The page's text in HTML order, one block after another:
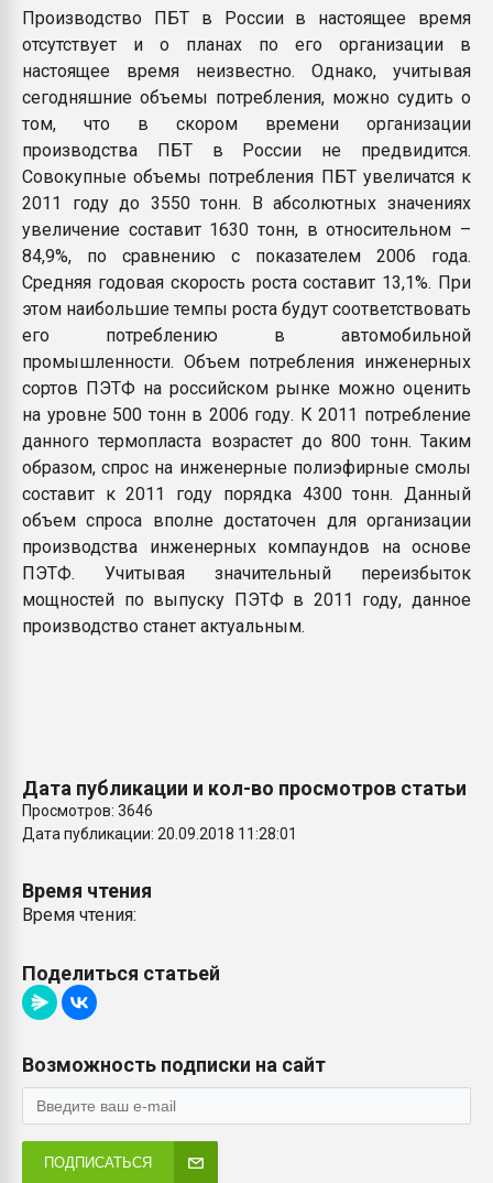
Производство ПБТ в России в настоящее время
отсутствует и о планах по его организации в
настоящее время неизвестно. Однако, учитывая
сегодняшние объемы потребления, можно судить о
том, что в скором времени организации
производства ПБТ в России не предвидится.
Совокупные объемы потребления ПБТ увеличатся к
2011 году до 3550 тонн. В абсолютных значениях
увеличение составит 1630 тонн, в относительном –
84,9%, по сравнению с показателем 2006 года.
Средняя годовая скорость роста составит 13,1%. При
этом наибольшие темпы роста будут соответствовать
его потреблению в автомобильной
промышленности. Объем потребления инженерных
сортов ПЭТФ на российском рынке можно оценить
на уровне 500 тонн в 2006 году. К 2011 потребление
данного термопласта возрастет до 800 тонн. Таким
образом, спрос на инженерные полиэфирные смолы
составит к 2011 году порядка 4300 тонн. Данный
объем спроса вполне достаточен для организации
производства инженерных компаундов на основе
ПЭТФ. Учитывая значительный переизбыток
мощностей по выпуску ПЭТФ в 2011 году, данное
производство станет актуальным.
Дата публикации и кол-во просмотров статьи
Просмотров: 3646
Дата публикации: 20.09.2018 11:28:01
Время чтения
Время чтения:
Поделиться статьей
Возможность подписки на сайт
ПОДПИСАТЬСЯ